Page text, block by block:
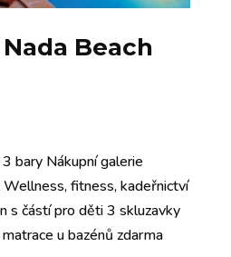
Beach
bary Nákupní galerie
fitness, kadeřnictví
s částí pro děti 3 skluzavky
u bazénů zdarma